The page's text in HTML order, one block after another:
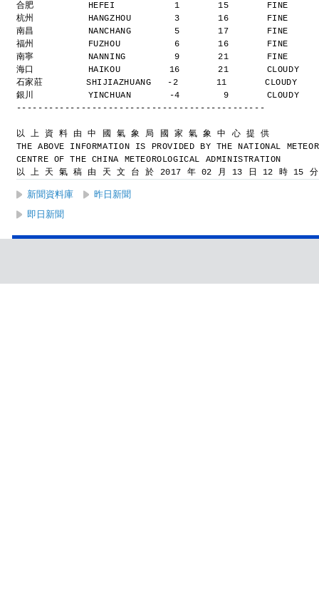
合肥          HEFEI           1       15       FINE
杭州          HANGZHOU        3       16       FINE
南昌          NANCHANG        5       17       FINE
福州          FUZHOU          6       16       FINE
南寧          NANNING         9       21       FINE
海口          HAIKOU         16       21       CLOUDY
石家莊        SHIJIAZHUANG   -2       11       CLOUDY
銀川          YINCHUAN       -4        9       CLOUDY
----------------------------------------------
以 上 資 料 由 中 國 氣 象 局 國 家 氣 象 中 心 提 供
THE ABOVE INFORMATION IS PROVIDED BY THE NATIONAL
CENTRE OF THE CHINA METEOROLOGICAL ADMINISTRATION
以 上 天 氣 稿 由 天 文 台 於 2017 年 02 月 13 日 12 時 15
新聞資料庫
昨日新聞
即日新聞